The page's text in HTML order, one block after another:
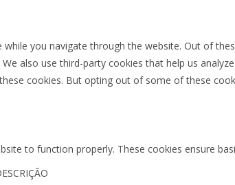
you navigate through the website. Out of
also use third-party cookies that help us
cookies. But opting out of some of these
to function properly. These cookies ensure